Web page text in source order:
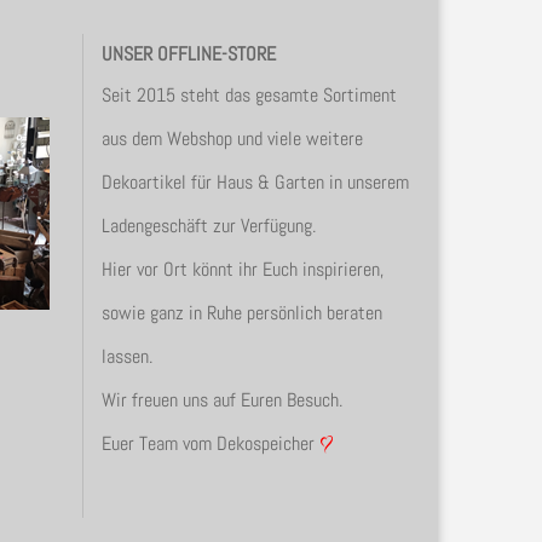
UNSER OFFLINE-STORE
Seit 2015 steht das gesamte Sortiment
aus dem Webshop und viele weitere
Dekoartikel für Haus & Garten in unserem
Ladengeschäft zur Verfügung.
Hier vor Ort könnt ihr Euch inspirieren,
sowie ganz in Ruhe persönlich beraten
lassen.
Wir freuen uns auf Euren Besuch.
Euer Team vom Dekospeicher